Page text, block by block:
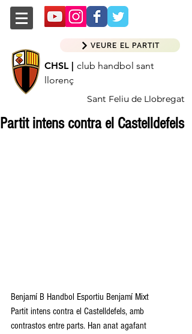
CHSL | club handbol sant
llorenç
Sant Feliu de Llobregat
VEURE EL PARTIT
Partit intens contra el Castelldefels
Benjamí B Handbol Esportiu Benjamí Mixt
Partit intens contra el Castelldefels, amb
contrastos entre parts. Han anat agafant